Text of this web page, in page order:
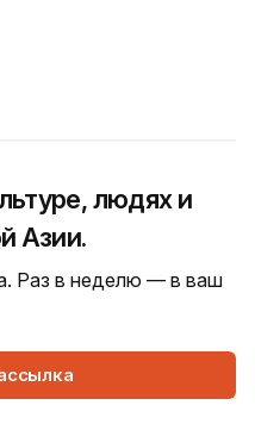
людях и
Азии.
Раз в неделю — в ваш